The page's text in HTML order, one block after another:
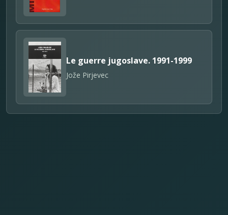
Le guerre jugoslave. 1991-1999
Jože Pirjevec